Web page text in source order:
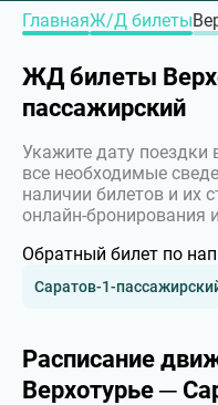
ГлавнаяЖ/Д билеты
ЖД билеты
пассажирский
Укажите дату поездки
все необходимые
наличии билетов и их
онлайн-бронирования
Обратный билет по
Саратов-1-
Расписание
Верхотурье ─